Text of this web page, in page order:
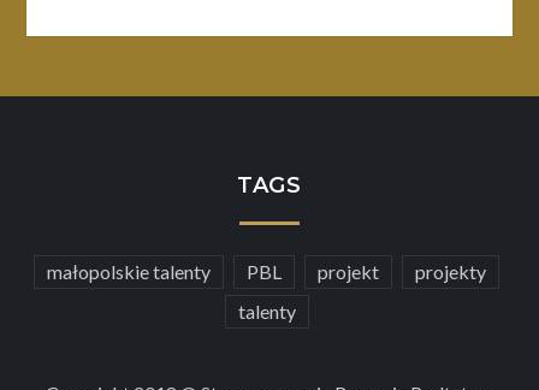
TAGS
małopolskie talenty PBL projekt
projekty
talenty